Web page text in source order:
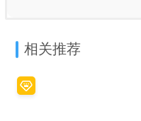
相关推荐